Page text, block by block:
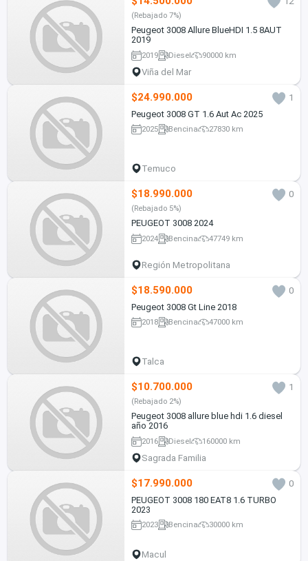
(Rebajado 7%)
Peugeot 3008 Allure BlueHDI 1.5 8AUT
2019
2019 Diesel 90000 km
Viña del Mar
$24.990.000
1
Peugeot 3008 GT 1.6 Aut Ac 2025
2025 Bencina 27830 km
Temuco
$18.990.000 0
(Rebajado 5%)
PEUGEOT 3008 2024
2024 Bencina 47749 km
Región Metropolitana
$18.590.000
0
Peugeot 3008 Gt Line 2018
2018 Bencina 47000 km
Talca
$10.700.000 1
(Rebajado 2%)
Peugeot 3008 allure blue hdi 1.6 diesel
año 2016
2016 Diesel 160000 km
Sagrada Familia
$17.990.000
0
PEUGEOT 3008 180 EAT8 1.6 TURBO
2023
2023 Bencina 30000 km
Macul